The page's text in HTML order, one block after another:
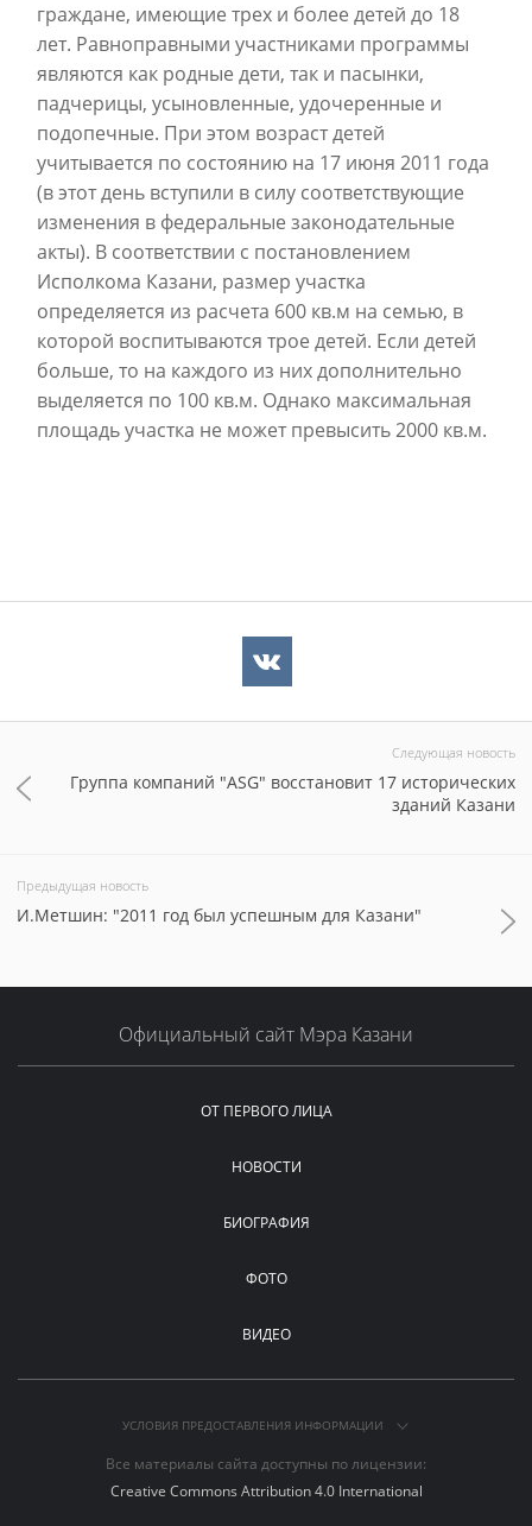
граждане, имеющие трех и более детей до 18
лет. Равноправными участниками программы
являются как родные дети, так и пасынки,
падчерицы, усыновленные, удочеренные и
подопечные. При этом возраст детей
учитывается по состоянию на 17 июня 2011 года
(в этот день вступили в силу соответствующие
изменения в федеральные законодательные
акты). В соответствии с постановлением
Исполкома Казани, размер участка
определяется из расчета 600 кв.м на семью, в
которой воспитываются трое детей. Если детей
больше, то на каждого из них дополнительно
выделяется по 100 кв.м. Однако максимальная
площадь участка не может превысить 2000 кв.м.
Следующая новость
Группа компаний "ASG" восстановит 17 исторических
зданий Казани
Предыдущая новость
И.Метшин: "2011 год был успешным для Казани"
Официальный сайт Мэра Казани
ОТ ПЕРВОГО ЛИЦА
НОВОСТИ
БИОГРАФИЯ
ФОТО
ВИДЕО
УСЛОВИЯ ПРЕДОСТАВЛЕНИЯ ИНФОРМАЦИИ
Все материалы сайта доступны по лицензии:
Creative Commons Attribution 4.0 International